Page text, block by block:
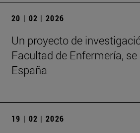
20 | 02 | 2026
Un proyecto de
Facultad de Enfermería,
España
19 | 02 | 2026